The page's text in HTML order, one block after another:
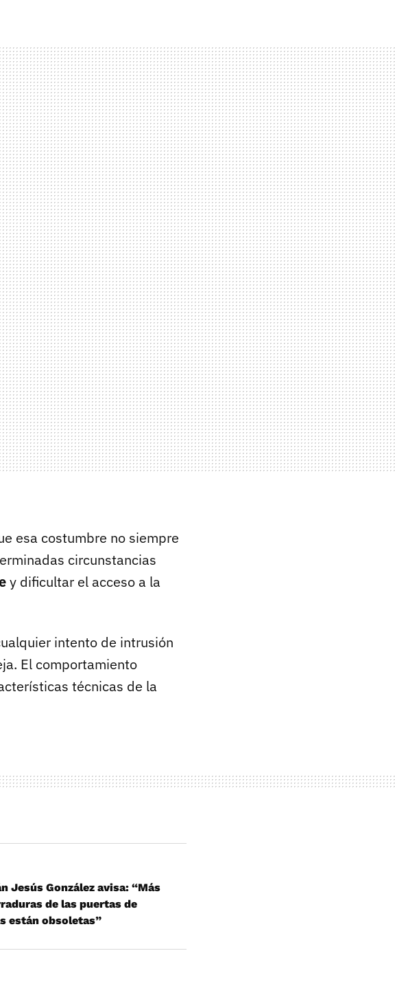
esa costumbre no siempre
circunstancias
y dificultar el acceso a la
intento de intrusión
El comportamiento
técnicas de la
Jesús González avisa: “Más
de las puertas de
están obsoletas”